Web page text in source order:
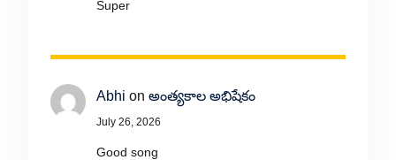
Super
Abhi on అంత్యకాల అభిషేకం
July 26, 2026
Good song